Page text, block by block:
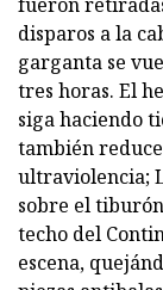
disparos a la
garganta se
tres horas. El
siga haciendo
también
ultraviolencia;
sobre el
techo del
escena,